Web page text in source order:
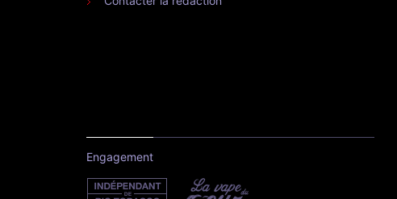
Engagement